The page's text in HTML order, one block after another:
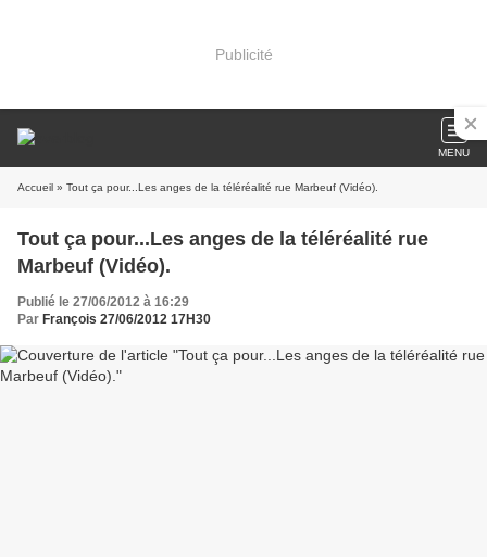
Publicité
MENU
Accueil » Tout ça pour...Les anges de la téléréalité rue Marbeuf (Vidéo).
Tout ça pour...Les anges de la téléréalité rue
Marbeuf (Vidéo).
Publié le 27/06/2012 à 16:29
Par François 27/06/2012 17H30